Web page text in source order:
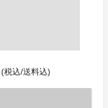
(税込/送料込)